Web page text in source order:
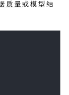
质量或模型结